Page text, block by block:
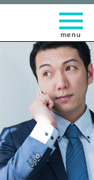
t
o
g
g
l
e
n
a
v
i
g
a
t
i
o
n